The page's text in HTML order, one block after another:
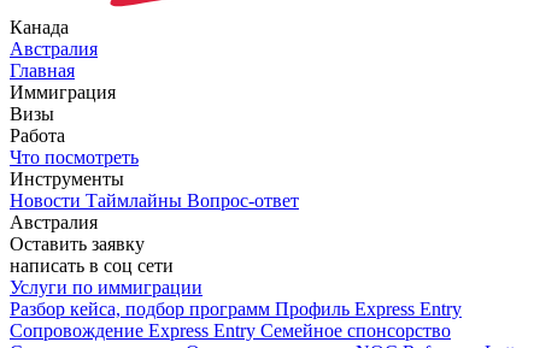
Канада
Австралия
Главная
Иммиграция
Визы
Работа
Что посмотреть
Инструменты
Новости Таймлайны Вопрос-ответ
Австралия
Оставить заявку
написать в соц сети
Услуги по иммиграции
Разбор кейса, подбор программ Профиль Express Entry
Сопровождение Express Entry Семейное спонсорство